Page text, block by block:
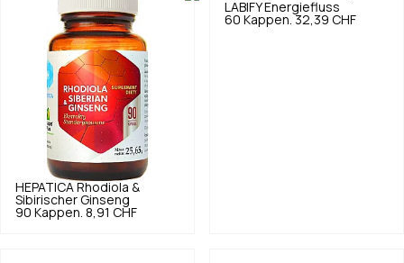
HEPATICA Rhodiola &
Sibirischer Ginseng
90 Kappen. 8,91 CHF
LABIFY Energiefluss
60 Kappen. 32,39 CHF